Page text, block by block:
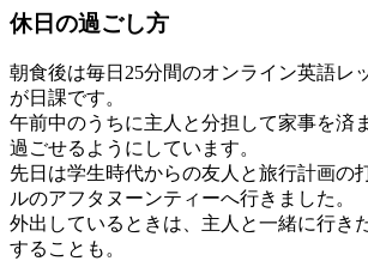
休日の過ごし方
朝食後は毎日25分間のオンライン英語レ
が日課です。
午前中のうちに主人と分担して家事を済
過ごせるようにしています。
先日は学生時代からの友人と旅行計画の
ルのアフタヌーンティーへ行きました。
外出しているときは、主人と一緒に行き
することも。